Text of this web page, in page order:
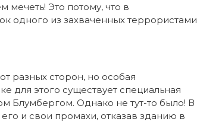
мечеть! Это потому, что в
одного из захваченных террористами
разных сторон, но особая
для этого существует специальная
Блумбергом. Однако не тут-то было! В
и свои промахи, отказав зданию в